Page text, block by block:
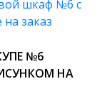
№6
НА